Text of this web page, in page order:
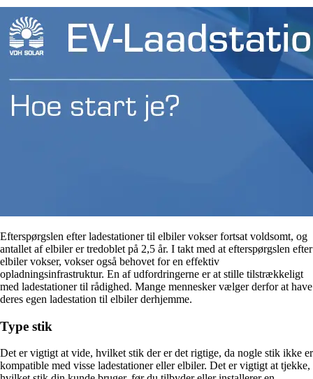
Efterspørgslen efter ladestationer til elbiler vokser fortsat voldsomt, og
antallet af elbiler er tredoblet på 2,5 år. I takt med at efterspørgslen efter
elbiler vokser, vokser også behovet for en effektiv
opladningsinfrastruktur. En af udfordringerne er at stille tilstrækkeligt
med ladestationer til rådighed. Mange mennesker vælger derfor at have
deres egen ladestation til elbiler derhjemme.
Type stik
Det er vigtigt at vide, hvilket stik der er det rigtige, da nogle stik ikke er
kompatible med visse ladestationer eller elbiler. Det er vigtigt at tjekke,